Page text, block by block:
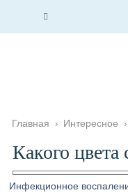
Главная › Интересное ›
Какого
Инфекционное